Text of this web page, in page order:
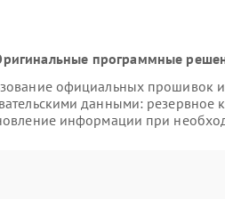
программные
официальных прошивок и
данными: резервное
информации при